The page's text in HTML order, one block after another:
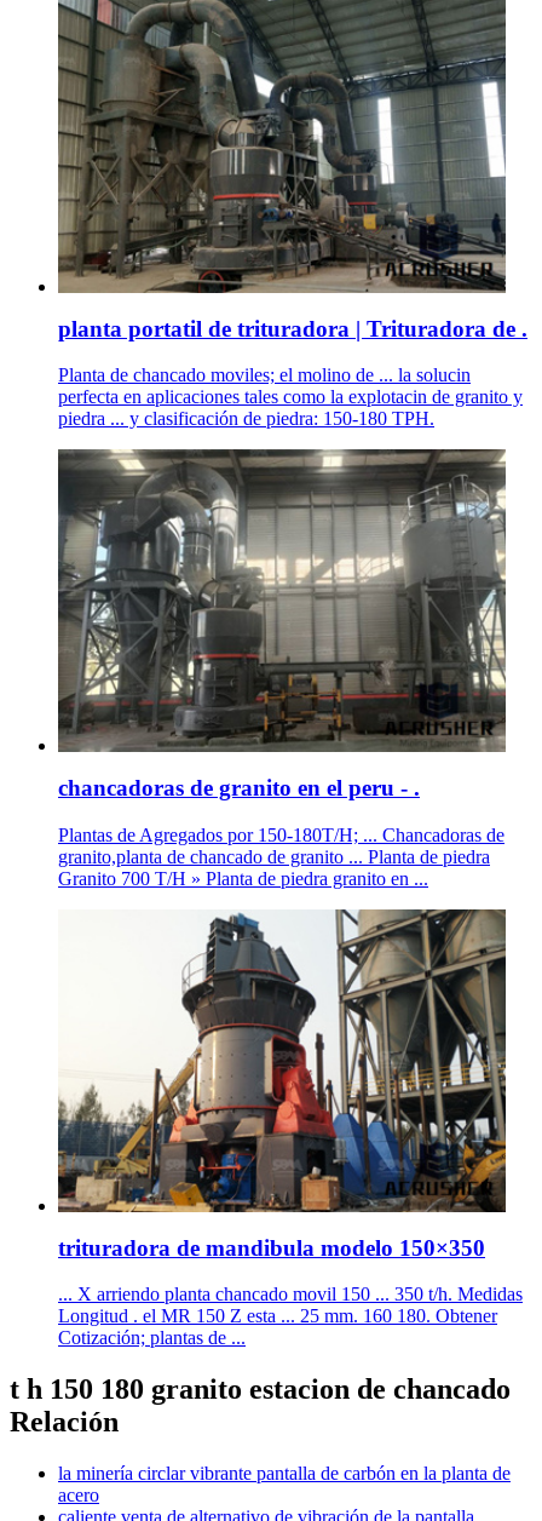
planta portatil de trituradora | Trituradora de .
Planta de chancado moviles; el molino de ... la solucin
perfecta en aplicaciones tales como la explotacin de granito y
piedra ... y clasificación de piedra: 150-180 TPH.
chancadoras de granito en el peru - .
Plantas de Agregados por 150-180T/H; ... Chancadoras de
granito,planta de chancado de granito ... Planta de piedra
Granito 700 T/H » Planta de piedra granito en ...
trituradora de mandibula modelo 150×350
... X arriendo planta chancado movil 150 ... 350 t/h. Medidas
Longitud . el MR 150 Z esta ... 25 mm. 160 180. Obtener
Cotización; plantas de ...
t h 150 180 granito estacion de chancado
Relación
la minería circlar vibrante pantalla de carbón en la planta de
acero
caliente venta de alternativo de vibración de la pantalla